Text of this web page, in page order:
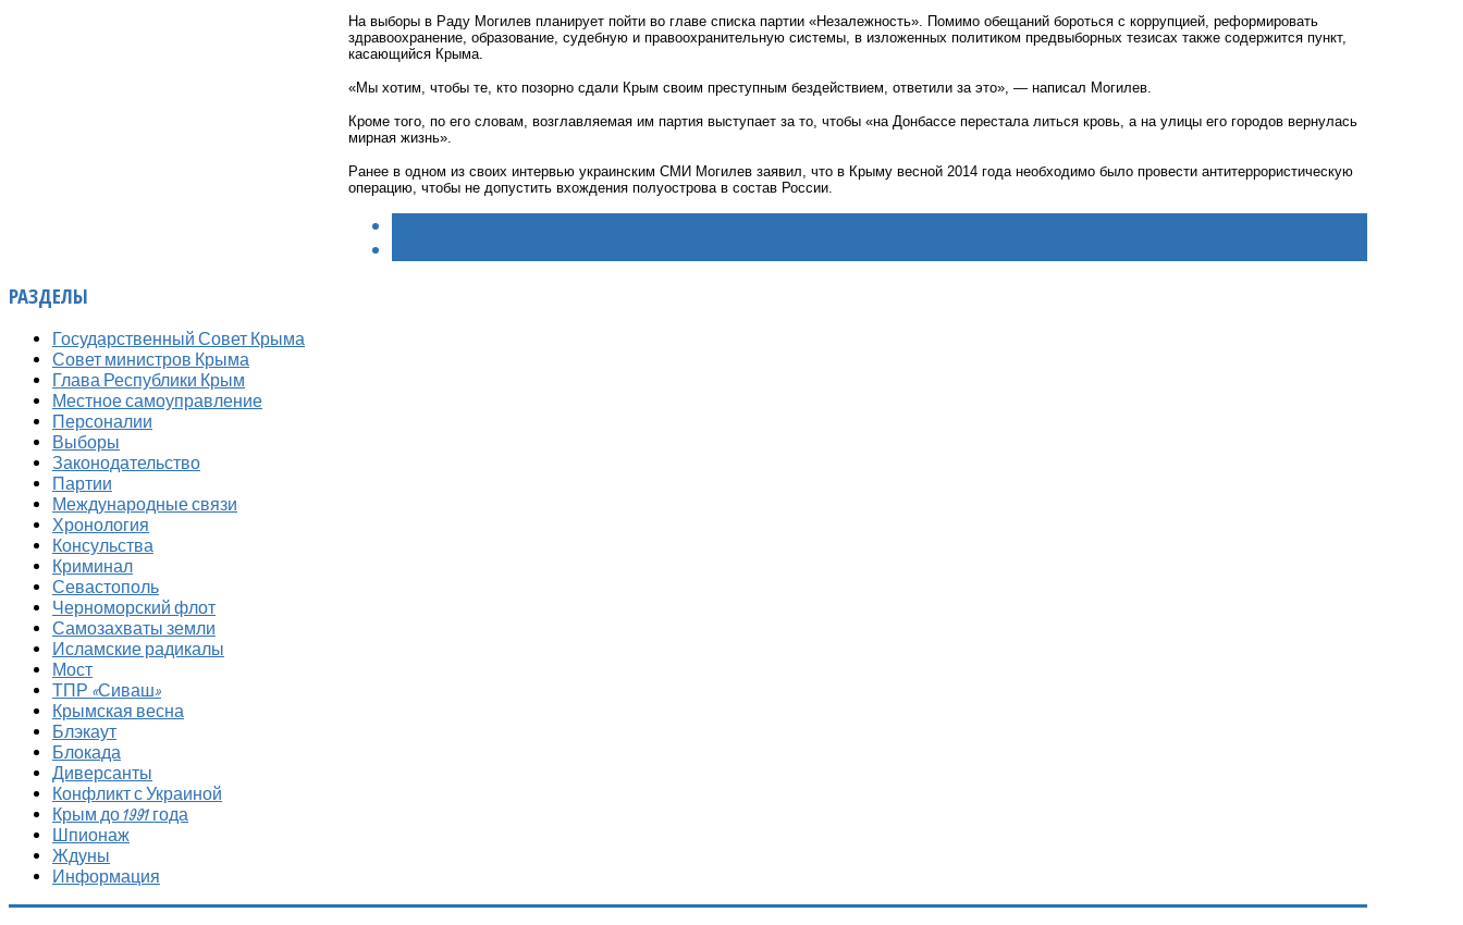
На выборы в Раду Могилев планирует пойти во главе списка партии «Незалежность». Помимо обещаний бороться с коррупцией, реформировать
здравоохранение, образование, судебную и правоохранительную системы, в изложенных политиком предвыборных тезисах также содержится пункт,
касающийся Крыма.
«Мы хотим, чтобы те, кто позорно сдали Крым своим преступным бездействием, ответили за это», — написал Могилев.
Кроме того, по его словам, возглавляемая им партия выступает за то, чтобы «на Донбассе перестала литься кровь, а на улицы его городов вернулась
мирная жизнь».
Ранее в одном из своих интервью украинским СМИ Могилев заявил, что в Крыму весной 2014 года необходимо было провести антитеррористическую
операцию, чтобы не допустить вхождения полуострова в состав России.
РАЗДЕЛЫ
Государственный Совет Крыма
Совет министров Крыма
Глава Республики Крым
Местное самоуправление
Персоналии
Выборы
Законодательство
Партии
Международные связи
Хронология
Консульства
Криминал
Севастополь
Черноморский флот
Самозахваты земли
Исламские радикалы
Мост
ТПР «Сиваш»
Крымская весна
Блэкаут
Блокада
Диверсанты
Конфликт с Украиной
Крым до 1991 года
Шпионаж
Ждуны
Информация